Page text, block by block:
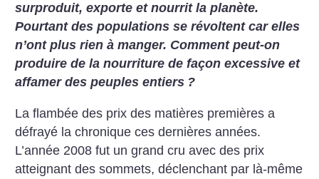
surproduit, exporte et nourrit la planète.
Pourtant des populations se révoltent car elles
n’ont plus rien à manger. Comment peut-on
produire de la nourriture de façon excessive et
affamer des peuples entiers ?
La flambée des prix des matières premières a
défrayé la chronique ces dernières années.
L’année 2008 fut un grand cru avec des prix
atteignant des sommets, déclenchant par là-même